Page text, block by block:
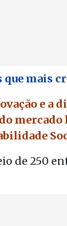
que mais
e
mercado
de 250